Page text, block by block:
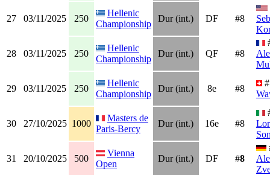
27 03/11/2025 250
Hellenic
Championship
Dur (int.) DF #8
28 03/11/2025 250
Hellenic
Championship
Dur (int.) QF #8
29 03/11/2025 250
Hellenic
Championship
Dur (int.) 8e #8
30 27/10/2025 1000
Masters de
Paris-Bercy
Dur (int.) 16e #8
31 20/10/2025 500
Vienna
Open
Dur (int.) DF #8